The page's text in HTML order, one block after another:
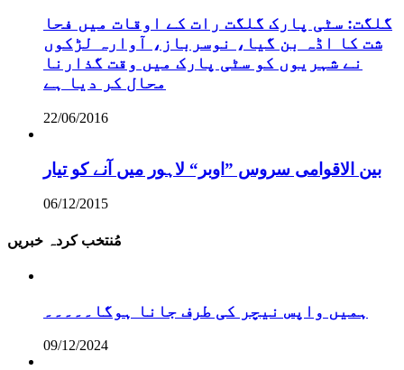
گلگت: سٹی پارک گلگت رات کے اوقات میں فحا
شت کا اڈہ بن گیا، نوسرباز، آوارہ لڑکوں
نے شہریوں کو سٹی پارک میں وقت گذارنا
محال کر دیا ہے
22/06/2016
بین الاقوامی سروس ”اوبر“ لاہور میں آنے کو تیار
06/12/2015
مُنتخب کردہ خبریں
ہمیں واپس نیچر کی طرف جانا ہوگا۔۔۔۔۔
09/12/2024